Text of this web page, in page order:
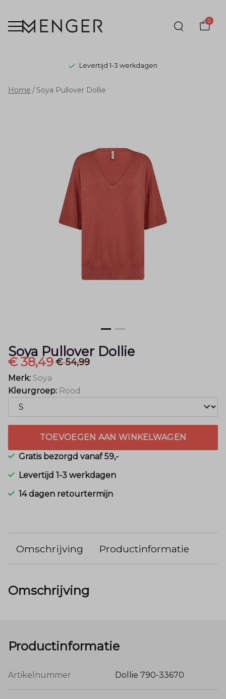
0
Levertijd 1-3 werkdagen
Soya
Menger
Mode
Home Soya Pullover Dollie
Soya Pullover Dollie
€ 38,49€ 54,99
Merk: Soya
Kleurgroep: Rood
TOEVOEGEN AAN WINKELWAGEN
Gratis bezorgd vanaf 59,-
Levertijd 1-3 werkdagen
14 dagen retourtermijn
Omschrijving Productinformatie
Omschrijving
Productinformatie
Artikelnummer Dollie 790-33670